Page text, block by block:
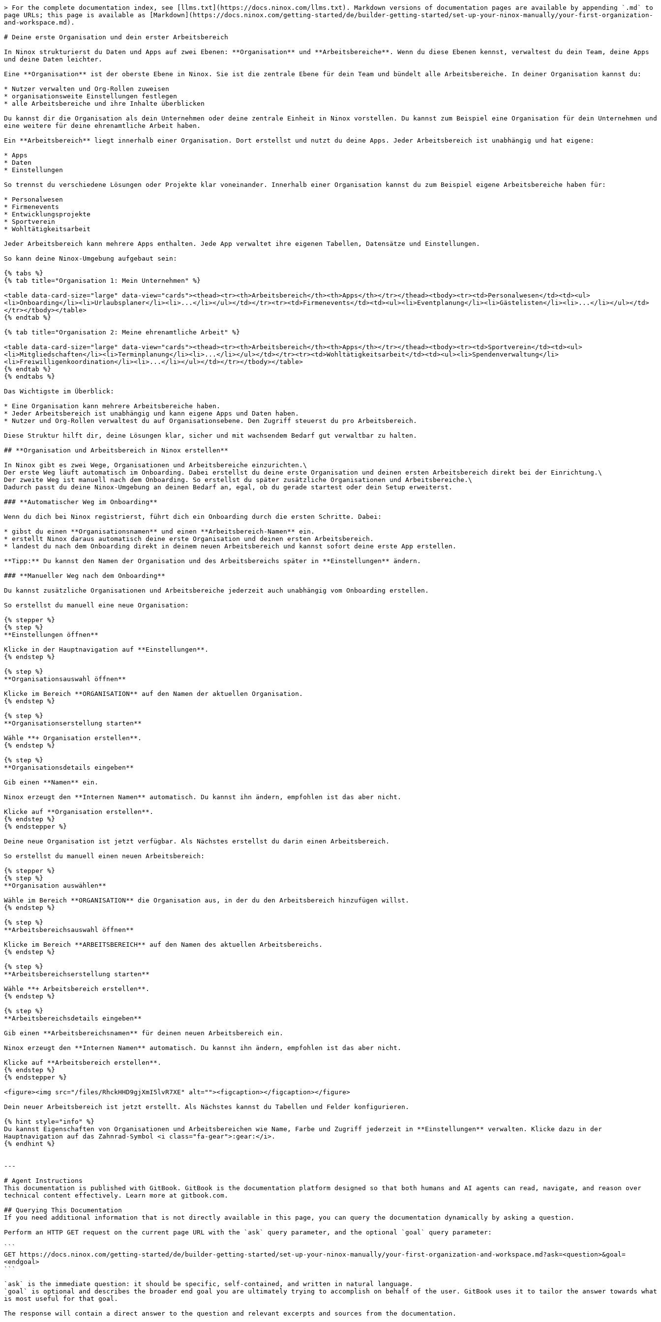
> For the complete documentation index, see [llms.txt](https://docs.ninox.com/llms.txt). Markdown versions of documentation pages are available by appending `.md` to
page URLs; this page is available as [Markdown](https://docs.ninox.com/getting-started/de/builder-getting-started/set-up-your-ninox-manually/your-first-organization-
and-workspace.md).
# Deine erste Organisation und dein erster Arbeitsbereich
In Ninox strukturierst du Daten und Apps auf zwei Ebenen: **Organisation** und **Arbeitsbereiche**. Wenn du diese Ebenen kennst, verwaltest du dein Team, deine Apps
und deine Daten leichter.
Eine **Organisation** ist der oberste Ebene in Ninox. Sie ist die zentrale Ebene für dein Team und bündelt alle Arbeitsbereiche. In deiner Organisation kannst du:
* Nutzer verwalten und Org-Rollen zuweisen
* organisationsweite Einstellungen festlegen
* alle Arbeitsbereiche und ihre Inhalte überblicken
Du kannst dir die Organisation als dein Unternehmen oder deine zentrale Einheit in Ninox vorstellen. Du kannst zum Beispiel eine Organisation für dein Unternehmen und
eine weitere für deine ehrenamtliche Arbeit haben.
Ein **Arbeitsbereich** liegt innerhalb einer Organisation. Dort erstellst und nutzt du deine Apps. Jeder Arbeitsbereich ist unabhängig und hat eigene:
* Apps
* Daten
* Einstellungen
So trennst du verschiedene Lösungen oder Projekte klar voneinander. Innerhalb einer Organisation kannst du zum Beispiel eigene Arbeitsbereiche haben für:
* Personalwesen
* Firmenevents
* Entwicklungsprojekte
* Sportverein
* Wohltätigkeitsarbeit
Jeder Arbeitsbereich kann mehrere Apps enthalten. Jede App verwaltet ihre eigenen Tabellen, Datensätze und Einstellungen.
So kann deine Ninox-Umgebung aufgebaut sein:
{% tabs %}
{% tab title="Organisation 1: Mein Unternehmen" %}
<table data-card-size="large" data-view="cards"><thead><tr><th>Arbeitsbereich</th><th>Apps</th></tr></thead><tbody><tr><td>Personalwesen</td><td><ul>
<li>Onboarding</li><li>Urlaubsplaner</li><li>...</li></ul></td></tr><tr><td>Firmenevents</td><td><ul><li>Eventplanung</li><li>Gästelisten</li><li>...</li></ul></td>
</tr></tbody></table>
{% endtab %}
{% tab title="Organisation 2: Meine ehrenamtliche Arbeit" %}
<table data-card-size="large" data-view="cards"><thead><tr><th>Arbeitsbereich</th><th>Apps</th></tr></thead><tbody><tr><td>Sportverein</td><td><ul>
<li>Mitgliedschaften</li><li>Terminplanung</li><li>...</li></ul></td></tr><tr><td>Wohltätigkeitsarbeit</td><td><ul><li>Spendenverwaltung</li>
<li>Freiwilligenkoordination</li><li>...</li></ul></td></tr></tbody></table>
{% endtab %}
{% endtabs %}
Das Wichtigste im Überblick:
* Eine Organisation kann mehrere Arbeitsbereiche haben.
* Jeder Arbeitsbereich ist unabhängig und kann eigene Apps und Daten haben.
* Nutzer und Org-Rollen verwaltest du auf Organisationsebene. Den Zugriff steuerst du pro Arbeitsbereich.
Diese Struktur hilft dir, deine Lösungen klar, sicher und mit wachsendem Bedarf gut verwaltbar zu halten.
## **Organisation und Arbeitsbereich in Ninox erstellen**
In Ninox gibt es zwei Wege, Organisationen und Arbeitsbereiche einzurichten.\
Der erste Weg läuft automatisch im Onboarding. Dabei erstellst du deine erste Organisation und deinen ersten Arbeitsbereich direkt bei der Einrichtung.\
Der zweite Weg ist manuell nach dem Onboarding. So erstellst du später zusätzliche Organisationen und Arbeitsbereiche.\
Dadurch passt du deine Ninox-Umgebung an deinen Bedarf an, egal, ob du gerade startest oder dein Setup erweiterst.
### **Automatischer Weg im Onboarding**
Wenn du dich bei Ninox registrierst, führt dich ein Onboarding durch die ersten Schritte. Dabei:
* gibst du einen **Organisationsnamen** und einen **Arbeitsbereich-Namen** ein.
* erstellt Ninox daraus automatisch deine erste Organisation und deinen ersten Arbeitsbereich.
* landest du nach dem Onboarding direkt in deinem neuen Arbeitsbereich und kannst sofort deine erste App erstellen.
**Tipp:** Du kannst den Namen der Organisation und des Arbeitsbereichs später in **Einstellungen** ändern.
### **Manueller Weg nach dem Onboarding**
Du kannst zusätzliche Organisationen und Arbeitsbereiche jederzeit auch unabhängig vom Onboarding erstellen.
So erstellst du manuell eine neue Organisation:
{% stepper %}
{% step %}
**Einstellungen öffnen**
Klicke in der Hauptnavigation auf **Einstellungen**.
{% endstep %}
{% step %}
**Organisationsauswahl öffnen**
Klicke im Bereich **ORGANISATION** auf den Namen der aktuellen Organisation.
{% endstep %}
{% step %}
**Organisationserstellung starten**
Wähle **+ Organisation erstellen**.
{% endstep %}
{% step %}
**Organisationsdetails eingeben**
Gib einen **Namen** ein.
Ninox erzeugt den **Internen Namen** automatisch. Du kannst ihn ändern, empfohlen ist das aber nicht.
Klicke auf **Organisation erstellen**.
{% endstep %}
{% endstepper %}
Deine neue Organisation ist jetzt verfügbar. Als Nächstes erstellst du darin einen Arbeitsbereich.
So erstellst du manuell einen neuen Arbeitsbereich:
{% stepper %}
{% step %}
**Organisation auswählen**
Wähle im Bereich **ORGANISATION** die Organisation aus, in der du den Arbeitsbereich hinzufügen willst.
{% endstep %}
{% step %}
**Arbeitsbereichsauswahl öffnen**
Klicke im Bereich **ARBEITSBEREICH** auf den Namen des aktuellen Arbeitsbereichs.
{% endstep %}
{% step %}
**Arbeitsbereichserstellung starten**
Wähle **+ Arbeitsbereich erstellen**.
{% endstep %}
{% step %}
**Arbeitsbereichsdetails eingeben**
Gib einen **Arbeitsbereichsnamen** für deinen neuen Arbeitsbereich ein.
Ninox erzeugt den **Internen Namen** automatisch. Du kannst ihn ändern, empfohlen ist das aber nicht.
Klicke auf **Arbeitsbereich erstellen**.
{% endstep %}
{% endstepper %}
<figure><img src="/files/RhckHHD9gjXmI5lvR7XE" alt=""><figcaption></figcaption></figure>
Dein neuer Arbeitsbereich ist jetzt erstellt. Als Nächstes kannst du Tabellen und Felder konfigurieren.
{% hint style="info" %}
Du kannst Eigenschaften von Organisationen und Arbeitsbereichen wie Name, Farbe und Zugriff jederzeit in **Einstellungen** verwalten. Klicke dazu in der
Hauptnavigation auf das Zahnrad-Symbol <i class="fa-gear">:gear:</i>.
{% endhint %}
---
# Agent Instructions
This documentation is published with GitBook. GitBook is the documentation platform designed so that both humans and AI agents can read, navigate, and reason over
technical content effectively. Learn more at gitbook.com.
## Querying This Documentation
If you need additional information that is not directly available in this page, you can query the documentation dynamically by asking a question.
Perform an HTTP GET request on the current page URL with the `ask` query parameter, and the optional `goal` query parameter:
```
GET https://docs.ninox.com/getting-started/de/builder-getting-started/set-up-your-ninox-manually/your-first-organization-and-workspace.md?ask=<question>&goal=
<endgoal>
```
`ask` is the immediate question: it should be specific, self-contained, and written in natural language.
`goal` is optional and describes the broader end goal you are ultimately trying to accomplish on behalf of the user. GitBook uses it to tailor the answer towards what
is most useful for that goal.
The response will contain a direct answer to the question and relevant excerpts and sources from the documentation.